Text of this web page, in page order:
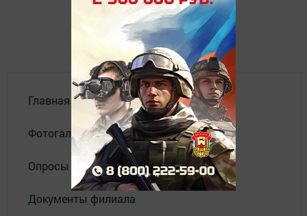
Главная
Фотогалереи
Опросы
Документы филиала